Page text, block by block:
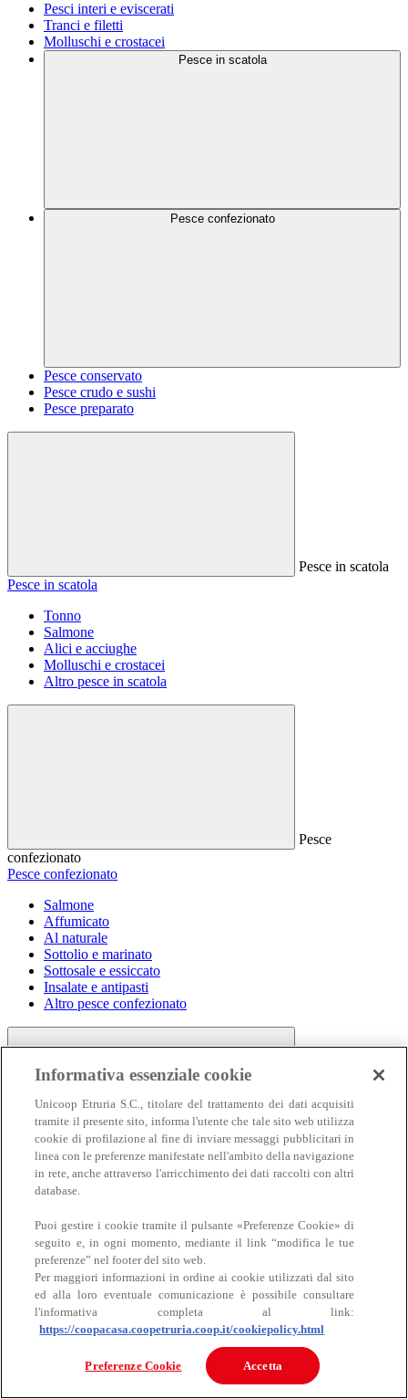
Pesci interi e eviscerati
Tranci e filetti
Molluschi e crostacei
Pesce in scatola
Pesce confezionato
Pesce conservato
Pesce crudo e sushi
Pesce preparato
Pesce in scatola
Pesce in scatola
Tonno
Salmone
Alici e acciughe
Molluschi e crostacei
Altro pesce in scatola
Pesce
confezionato
Pesce confezionato
Salmone
Affumicato
Al naturale
Sottolio e marinato
Sottosale e essiccato
Insalate e antipasti
Altro pesce confezionato
Carne
Carne
Bovino
Informativa essenziale cookie
Unicoop Etruria S.C., titolare del trattamento dei dati acquisiti
tramite il presente sito, informa l'utente che tale sito web utilizza
cookie di profilazione al fine di inviare messaggi pubblicitari in
linea con le preferenze manifestate nell'ambito della navigazione
in rete, anche attraverso l'arricchimento dei dati raccolti con altri
database.
Puoi gestire i cookie tramite il pulsante «Preferenze Cookie» di
seguito e, in ogni momento, mediante il link “modifica le tue
preferenze” nel footer del sito web.
Per maggiori informazioni in ordine ai cookie utilizzati dal sito
ed alla loro eventuale comunicazione è possibile consultare
l'informativa completa al link:
https://coopacasa.coopetruria.coop.it/cookiepolicy.html
Preferenze Cookie Accetta